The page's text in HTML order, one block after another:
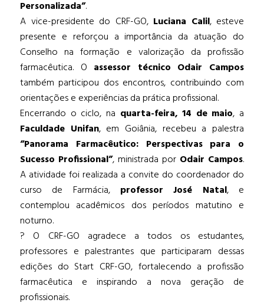
Personalizada”.
A vice-presidente do CRF-GO, Luciana Calil, esteve
presente e reforçou a importância da atuação do
Conselho na formação e valorização da profissão
farmacêutica. O assessor técnico Odair Campos
também participou dos encontros, contribuindo com
orientações e experiências da prática profissional.
Encerrando o ciclo, na quarta-feira, 14 de maio, a
Faculdade Unifan, em Goiânia, recebeu a palestra
“Panorama Farmacêutico: Perspectivas para o
Sucesso Profissional”, ministrada por Odair Campos.
A atividade foi realizada a convite do coordenador do
curso de Farmácia, professor José Natal, e
contemplou acadêmicos dos períodos matutino e
noturno.
? O CRF-GO agradece a todos os estudantes,
professores e palestrantes que participaram dessas
edições do Start CRF-GO, fortalecendo a profissão
farmacêutica e inspirando a nova geração de
profissionais.